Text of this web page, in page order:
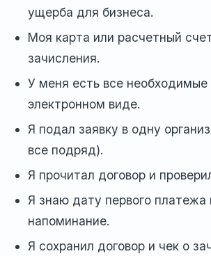
ущерба для бизнеса.
Моя карта или расчетный
зачисления.
У меня есть все
электронном виде.
Я подал заявку в одну
все подряд).
Я прочитал договор и
Я знаю дату первого платежа
напоминание.
Я сохранил договор и чек о